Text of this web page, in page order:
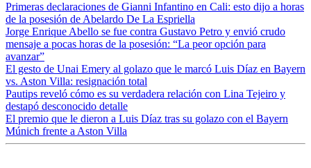
Primeras declaraciones de Gianni Infantino en Cali: esto dijo a horas
de la posesión de Abelardo De La Espriella
Jorge Enrique Abello se fue contra Gustavo Petro y envió crudo
mensaje a pocas horas de la posesión: “La peor opción para
avanzar”
El gesto de Unai Emery al golazo que le marcó Luis Díaz en Bayern
vs. Aston Villa: resignación total
Pautips reveló cómo es su verdadera relación con Lina Tejeiro y
destapó desconocido detalle
El premio que le dieron a Luis Díaz tras su golazo con el Bayern
Múnich frente a Aston Villa